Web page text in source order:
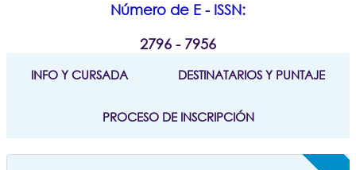
Número de E - ISSN:
2796 - 7956
INFO Y CURSADA DESTINATARIOS Y PUNTAJE
PROCESO DE INSCRIPCIÓN